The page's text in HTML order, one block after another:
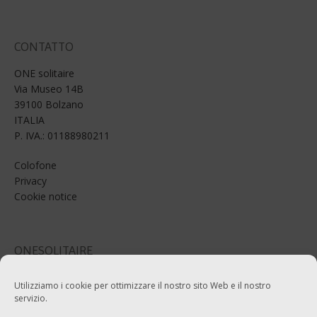
Utilizziamo i cookie per ottimizzare il nostro sito Web e il nostro
servizio.
CONTATTO
ONE solitaire
Via Museo 14B
39100 Bolzano
ITALIA
P. IVA.: 01188980211
Colofone
Privacy
Cookie notice
ONESOLITAIRE